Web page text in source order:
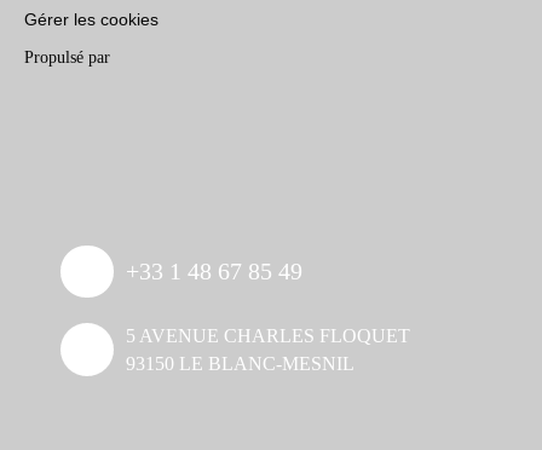
Gérer les cookies
Propulsé par
+33 1 48 67 85 49
5 AVENUE CHARLES FLOQUET
93150 LE BLANC-MESNIL